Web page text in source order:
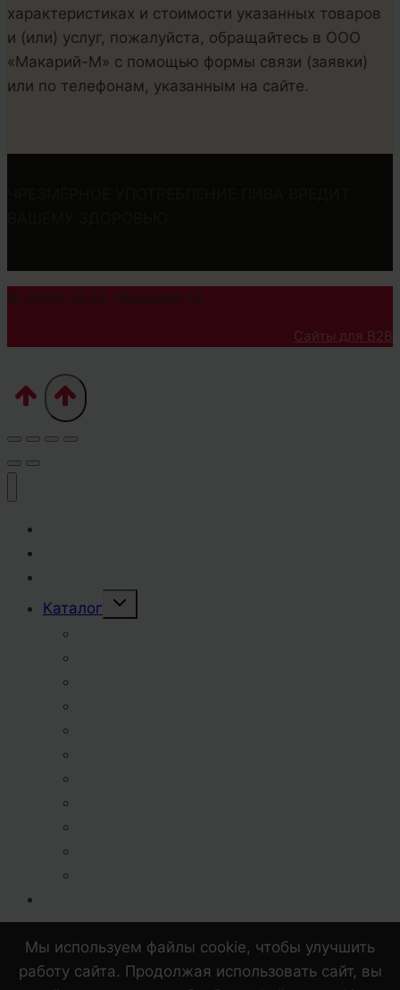
характеристиках и стоимости указанных товаров
и (или) услуг, пожалуйста, обращайтесь в ООО
«Макарий-М» с помощью формы связи (заявки)
или по телефонам, указанным на сайте.
© 2008-2026. Макарий-М.
Сайты для B2B
Каталог
Переключить
Контакты
Мы используем файлы cookie, чтобы улучшить
работу сайта. Продолжая использовать сайт, вы